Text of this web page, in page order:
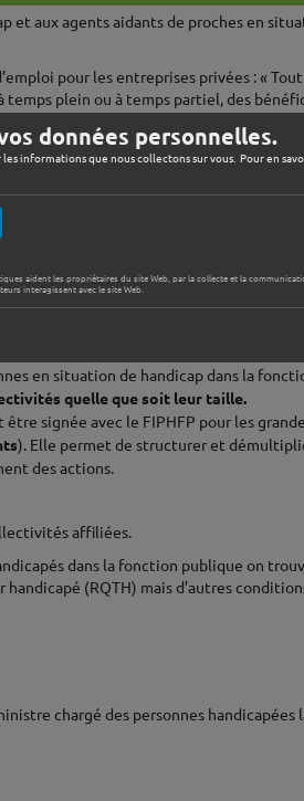
données personnelles.
informations que nous collectons sur vous. Pour en
aident les propriétaires du site Web, par la collecte et la
interagissent avec le site Web.
et aux agents aidants de proches en
pour les entreprises privées : « Tout
temps plein ou à temps partiel, des
de ses salariés.» (Code du Travail, article
chances, la participation et la
publics de plus de 20 agents
dans la fonction publique).
pas leur objectif de 6% d’emploi
d’interventions :
en situation de handicap dans la
quelle que soit leur taille.
être signée avec le FIPHFP pour les
). Elle permet de structurer et
des actions.
affiliées.
dans la fonction publique on
(RQTH) mais d’autres
chargé des personnes handicapées